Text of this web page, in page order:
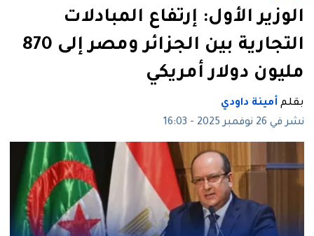
الوزير الأول: إرتفاع المبادلات
التجارية بين الجزائر ومصر إلى 870
مليون دولار أمريكي
بقلم أمينة داودي
نشر في 26 نوفمبر 2025 - 16:03